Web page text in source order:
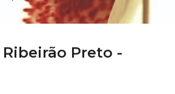
Ribeirão Preto -